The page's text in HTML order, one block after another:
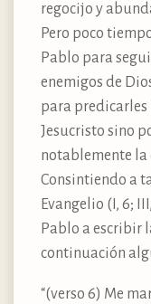
regocijo y
Pero poco
Pablo para
enemigos de
para predicarles
Jesucristo sino
notablemente la
Consintiendo a
Evangelio (I, 6;
Pablo a escribir
continuación
“(verso 6) Me